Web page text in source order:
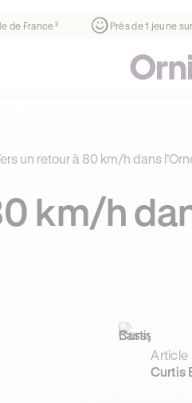
¹ 1ère auto-école de
un retour à 80 km/h dans
km/h
Article
Curtis